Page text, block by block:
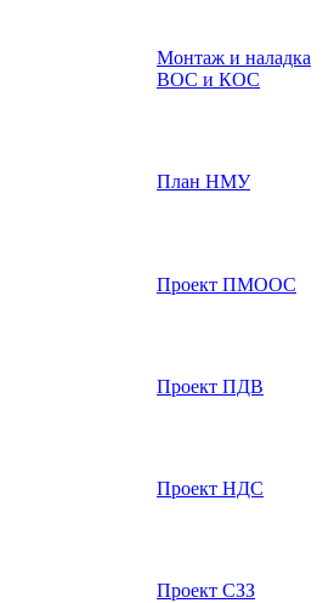
Монтаж и наладка
ВОС и КОС
План НМУ
Проект ПМООС
Проект ПДВ
Проект НДС
Проект СЗЗ